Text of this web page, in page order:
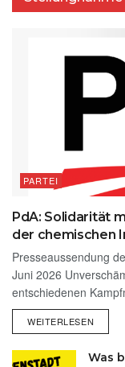
PARTEI
PdA: Solidarität
der chemischen
Presseaussendung
Juni 2026
entschiedenen
WEITERLESEN
Was